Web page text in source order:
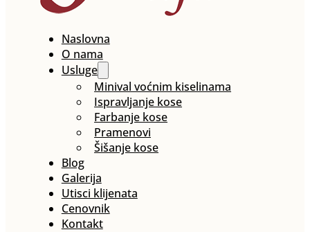
Naslovna
O nama
Usluge
Minival voćnim kiselinama
Ispravljanje kose
Farbanje kose
Pramenovi
Šišanje kose
Blog
Galerija
Utisci klijenata
Cenovnik
Kontakt